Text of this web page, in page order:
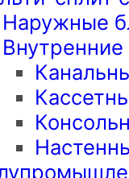
Наружные
Внутренние